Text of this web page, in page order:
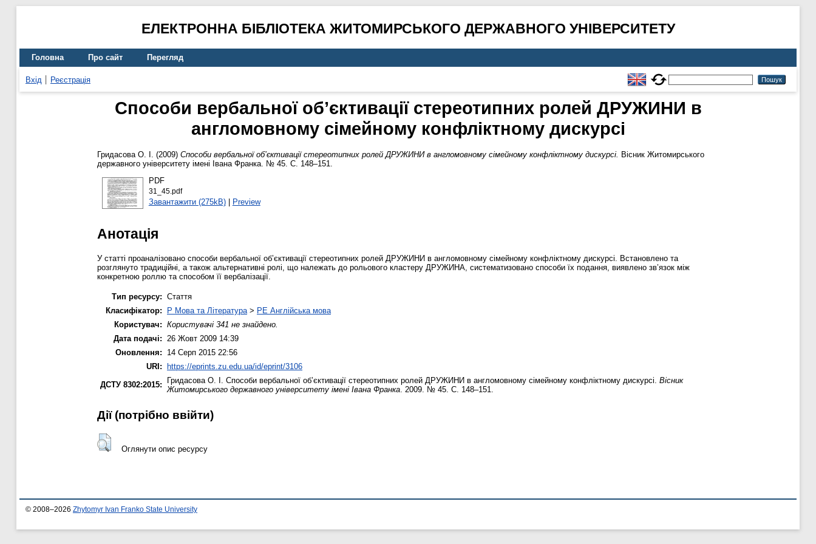
ЕЛЕКТРОННА БІБЛІОТЕКА ЖИТОМИРСЬКОГО ДЕРЖАВНОГО УНІВЕРСИТЕТУ
Головна Про сайт Перегляд
Вхід Реєстрація
Способи вербальної об’єктивації стереотипних ролей ДРУЖИНИ в
англомовному сімейному конфліктному дискурсі
Гридасова О. І. (2009) Способи вербальної об’єктивації стереотипних ролей ДРУЖИНИ в англомовному сімейному конфліктному дискурсі. Вісник Житомирського
державного університету імені Івана Франка. № 45. С. 148–151.
PDF
31_45.pdf
Завантажити (275kB)| Preview
Анотація
У статті проаналізовано способи вербальної об’єктивації стереотипних ролей ДРУЖИНИ в англомовному сімейному конфліктному дискурсі. Встановлено та
розглянуто традиційні, а також альтернативні ролі, що належать до рольового кластеру ДРУЖИНА, систематизовано способи їх подання, виявлено зв’язок між
конкретною роллю та способом її вербалізації.
Тип ресурсу: Стаття
Класифікатор:
P Мова та Література > PE Англійська мова
Користувач: Користувачі 341 не знайдено.
Дата подачі:
26 Жовт 2009 14:39
Оновлення:
14 Серп 2015 22:56
URI: https://eprints.zu.edu.ua/id/eprint/3106
ДСТУ 8302:2015:
Гридасова О. І. Способи вербальної об’єктивації стереотипних ролей ДРУЖИНИ в англомовному сімейному конфліктному дискурсі. Вісник
Житомирського державного університету імені Івана Франка . 2009. № 45. С. 148–151.
Дії ​​(потрібно ввійти)
Оглянути опис ресурсу
© 2008–2026 Zhytomyr Ivan Franko State University